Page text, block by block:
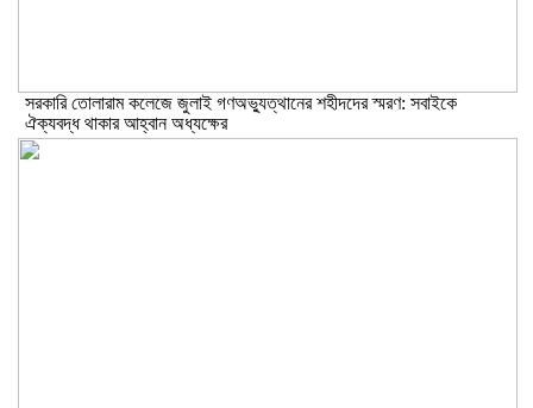
সরকারি তোলারাম কলেজে জুলাই গণঅভ্যুত্থানের শহীদদের স্মরণ: সবাইকে
ঐক্যবদ্ধ থাকার আহ্বান অধ্যক্ষের